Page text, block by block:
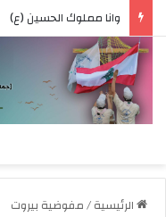
وانا مملوك الحسين (ع)
الرئيسية/مفوضية بيروت